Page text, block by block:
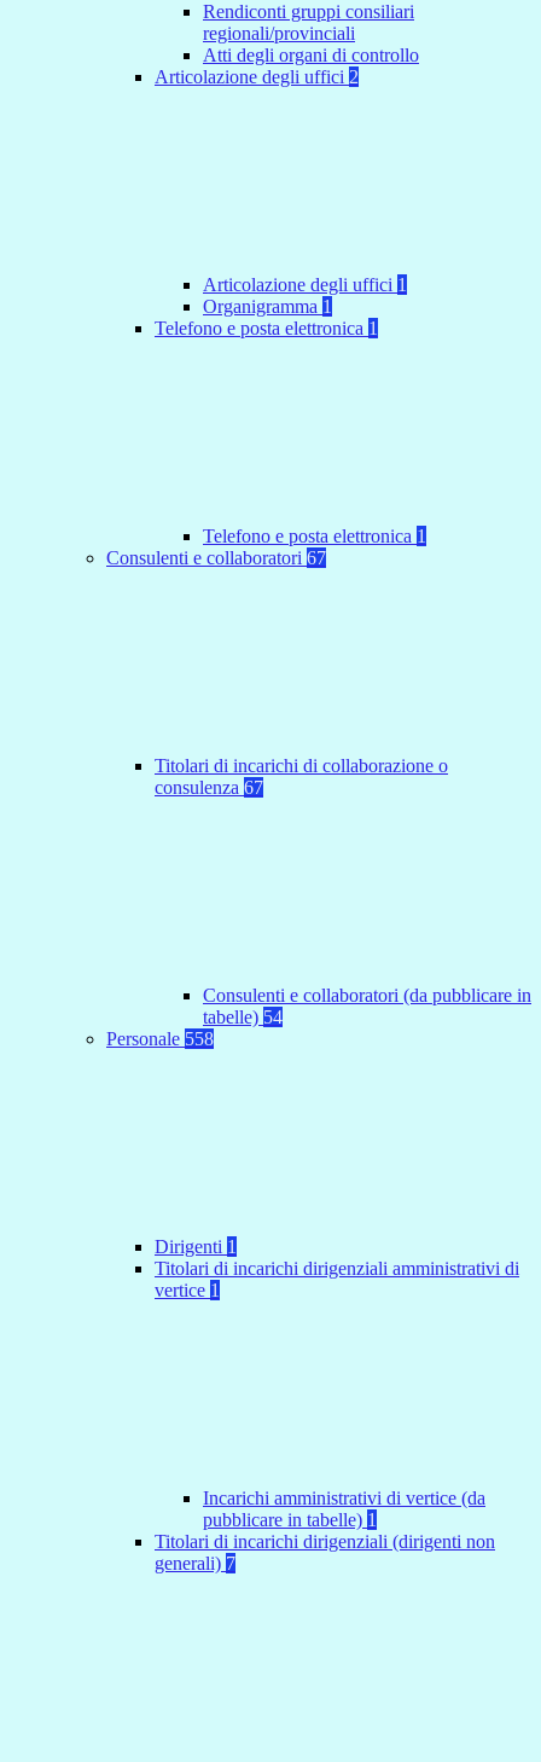
Rendiconti gruppi consiliari
regionali/provinciali
Atti degli organi di controllo
Articolazione degli uffici 2
Articolazione degli uffici 1
Organigramma 1
Telefono e posta elettronica 1
Telefono e posta elettronica 1
Consulenti e collaboratori 67
Titolari di incarichi di collaborazione o
consulenza 67
Consulenti e collaboratori (da pubblicare in
tabelle) 54
Personale 558
Dirigenti 1
Titolari di incarichi dirigenziali amministrativi di
vertice 1
Incarichi amministrativi di vertice (da
pubblicare in tabelle) 1
Titolari di incarichi dirigenziali (dirigenti non
generali) 7